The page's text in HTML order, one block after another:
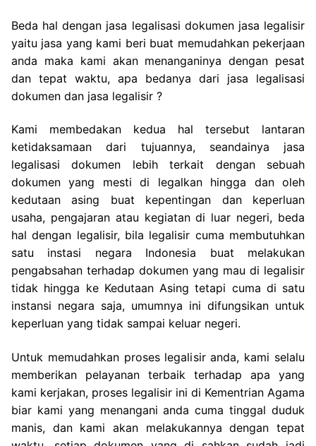
Beda hal dengan jasa legalisasi dokumen jasa legalisir
yaitu jasa yang kami beri buat memudahkan pekerjaan
anda maka kami akan menanganinya dengan pesat
dan tepat waktu, apa bedanya dari jasa legalisasi
dokumen dan jasa legalisir ?
Kami membedakan kedua hal tersebut lantaran
ketidaksamaan dari tujuannya, seandainya jasa
legalisasi dokumen lebih terkait dengan sebuah
dokumen yang mesti di legalkan hingga dan oleh
kedutaan asing buat kepentingan dan keperluan
usaha, pengajaran atau kegiatan di luar negeri, beda
hal dengan legalisir, bila legalisir cuma membutuhkan
satu instasi negara Indonesia buat melakukan
pengabsahan terhadap dokumen yang mau di legalisir
tidak hingga ke Kedutaan Asing tetapi cuma di satu
instansi negara saja, umumnya ini difungsikan untuk
keperluan yang tidak sampai keluar negeri.
Untuk memudahkan proses legalisir anda, kami selalu
memberikan pelayanan terbaik terhadap apa yang
kami kerjakan, proses legalisir ini di Kementrian Agama
biar kami yang menangani anda cuma tinggal duduk
manis, dan kami akan melakukannya dengan tepat